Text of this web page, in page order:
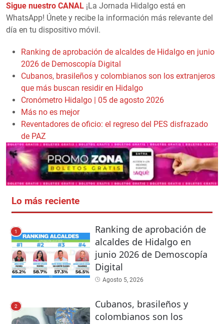
Sigue nuestro CANAL ¡La Jornada Hidalgo está en
WhatsApp! Únete y recibe la información más relevante del
día en tu dispositivo móvil.
Ranking de aprobación de alcaldes de Hidalgo en junio
2026 de Demoscopía Digital
Cubanos, brasileños y colombianos son los extranjeros
que más buscan residir en Hidalgo
Cronómetro Hidalgo | 05 de agosto 2026
Más no es mejor
Reventadores de oficio: el regreso del PES disfrazado
de PAZ
Lo más reciente
1
Ranking de aprobación de
alcaldes de Hidalgo en
junio 2026 de Demoscopía
Digital
Agosto 5, 2026
2
Cubanos, brasileños y
colombianos son los